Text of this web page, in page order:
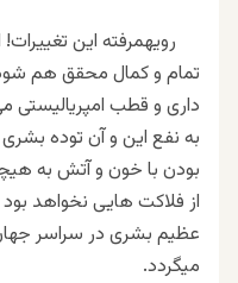
رویهمرفته این
تمام و کمال محقق هم
داری و قطب امپریالیستی
به نفع این و آن توده
بودن با خون و آتش به
از فلاکت هایی نخواهد
عظیم بشری در سراسر
میگردد.